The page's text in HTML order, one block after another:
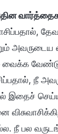
அவருடைய
வைக்க
நீ
இதைச்
நீ பல